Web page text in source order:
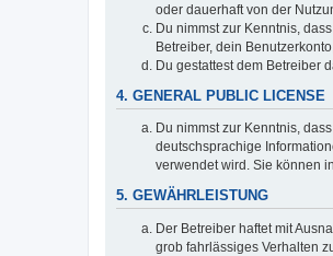
oder dauerhaft von der
Du nimmst zur Kenntnis,
Betreiber, dein
Du gestattest dem Betreiber
4. GENERAL PUBLIC LICENSE
Du nimmst zur Kenntnis,
deutschsprachige
verwendet wird. Sie können
5. GEWÄHRLEISTUNG
Der Betreiber haftet mit
grob fahrlässiges Verhalten